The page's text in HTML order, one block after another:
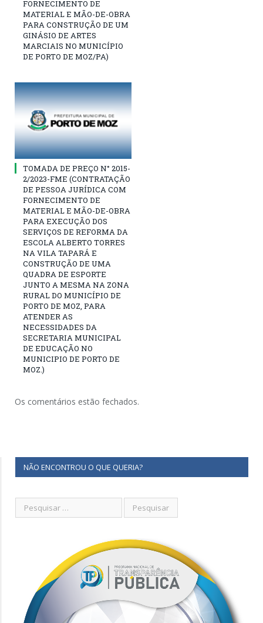
FORNECIMENTO DE
MATERIAL E MÃO-DE-OBRA
PARA CONSTRUÇÃO DE UM
GINÁSIO DE ARTES
MARCIAIS NO MUNICÍPIO
DE PORTO DE MOZ/PA)
TOMADA DE PREÇO N° 2015-
2/2023-FME (CONTRATAÇÃO
DE PESSOA JURÍDICA COM
FORNECIMENTO DE
MATERIAL E MÃO-DE-OBRA
PARA EXECUÇÃO DOS
SERVIÇOS DE REFORMA DA
ESCOLA ALBERTO TORRES
NA VILA TAPARÁ E
CONSTRUÇÃO DE UMA
QUADRA DE ESPORTE
JUNTO A MESMA NA ZONA
RURAL DO MUNICÍPIO DE
PORTO DE MOZ, PARA
ATENDER AS
NECESSIDADES DA
SECRETARIA MUNICIPAL
DE EDUCAÇÃO NO
MUNICIPIO DE PORTO DE
MOZ.)
Os comentários estão fechados.
NÃO ENCONTROU O QUE QUERIA?